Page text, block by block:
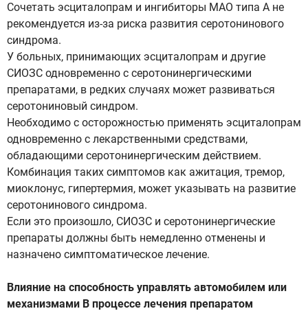
Сочетать эсциталопрам и ингибиторы МАО типа А не
рекомендуется из-за риска развития серотонинового
синдрома.
У больных, принимающих эсциталопрам и другие
СИОЗС одновременно с серотонинергическими
препаратами, в редких случаях может развиваться
серотониновый синдром.
Необходимо с осторожностью применять эсциталопрам
одновременно с лекарственными средствами,
обладающими серотонинергическим действием.
Комбинация таких симптомов как ажитация, тремор,
миоклонус, гипертермия, может указывать на развитие
серотонинового синдрома.
Если это произошло, СИОЗС и серотонинергические
препараты должны быть немедленно отменены и
назначено симптоматическое лечение.
Влияние на способность управлять автомобилем или
механизмами В процессе лечения препаратом